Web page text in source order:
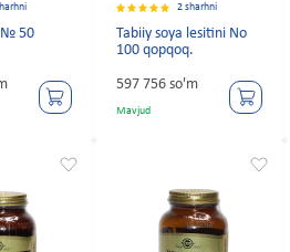
№ 50
2 sharhni
Tabiiy soya lesitini No
100 qopqoq.
597 756 so'm
Mavjud